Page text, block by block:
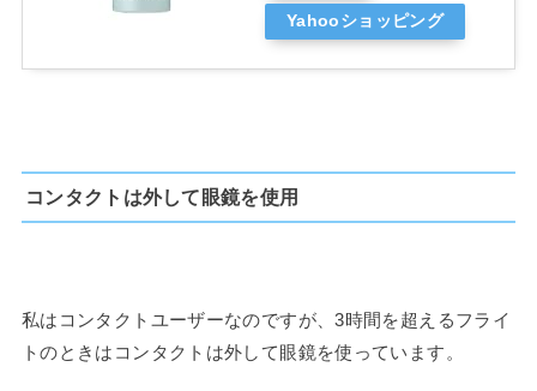
Yahooショッピング
コンタクトは外して眼鏡を使用
私はコンタクトユーザーなのですが、3時間を超えるフライ
トのときはコンタクトは外して眼鏡を使っています。